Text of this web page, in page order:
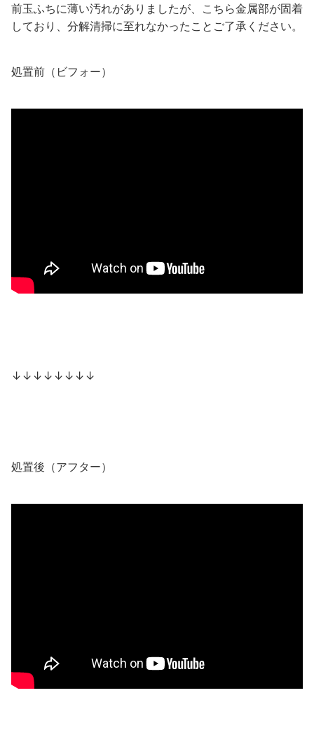
前玉ふちに薄い汚れがありましたが、こちら金属部が固着
しており、分解清掃に至れなかったことご了承ください。
処置前（ビフォー）
↓↓↓↓↓↓↓↓
処置後（アフター）